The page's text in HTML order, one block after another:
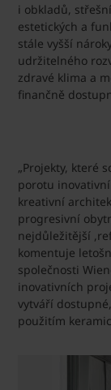
i obkladů,
estetických a
stále vyšší
udržitelného
zdravé klima a
finančně
„Projekty, které
porotu
kreativní
progresivní
nejdůležitější
komentuje
společnosti
inovativních
vytváří
použitím